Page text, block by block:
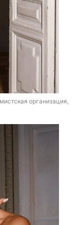
организация,